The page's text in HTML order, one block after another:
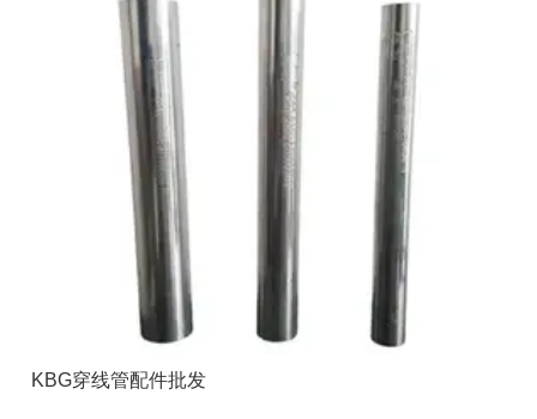
KBG穿线管配件批发